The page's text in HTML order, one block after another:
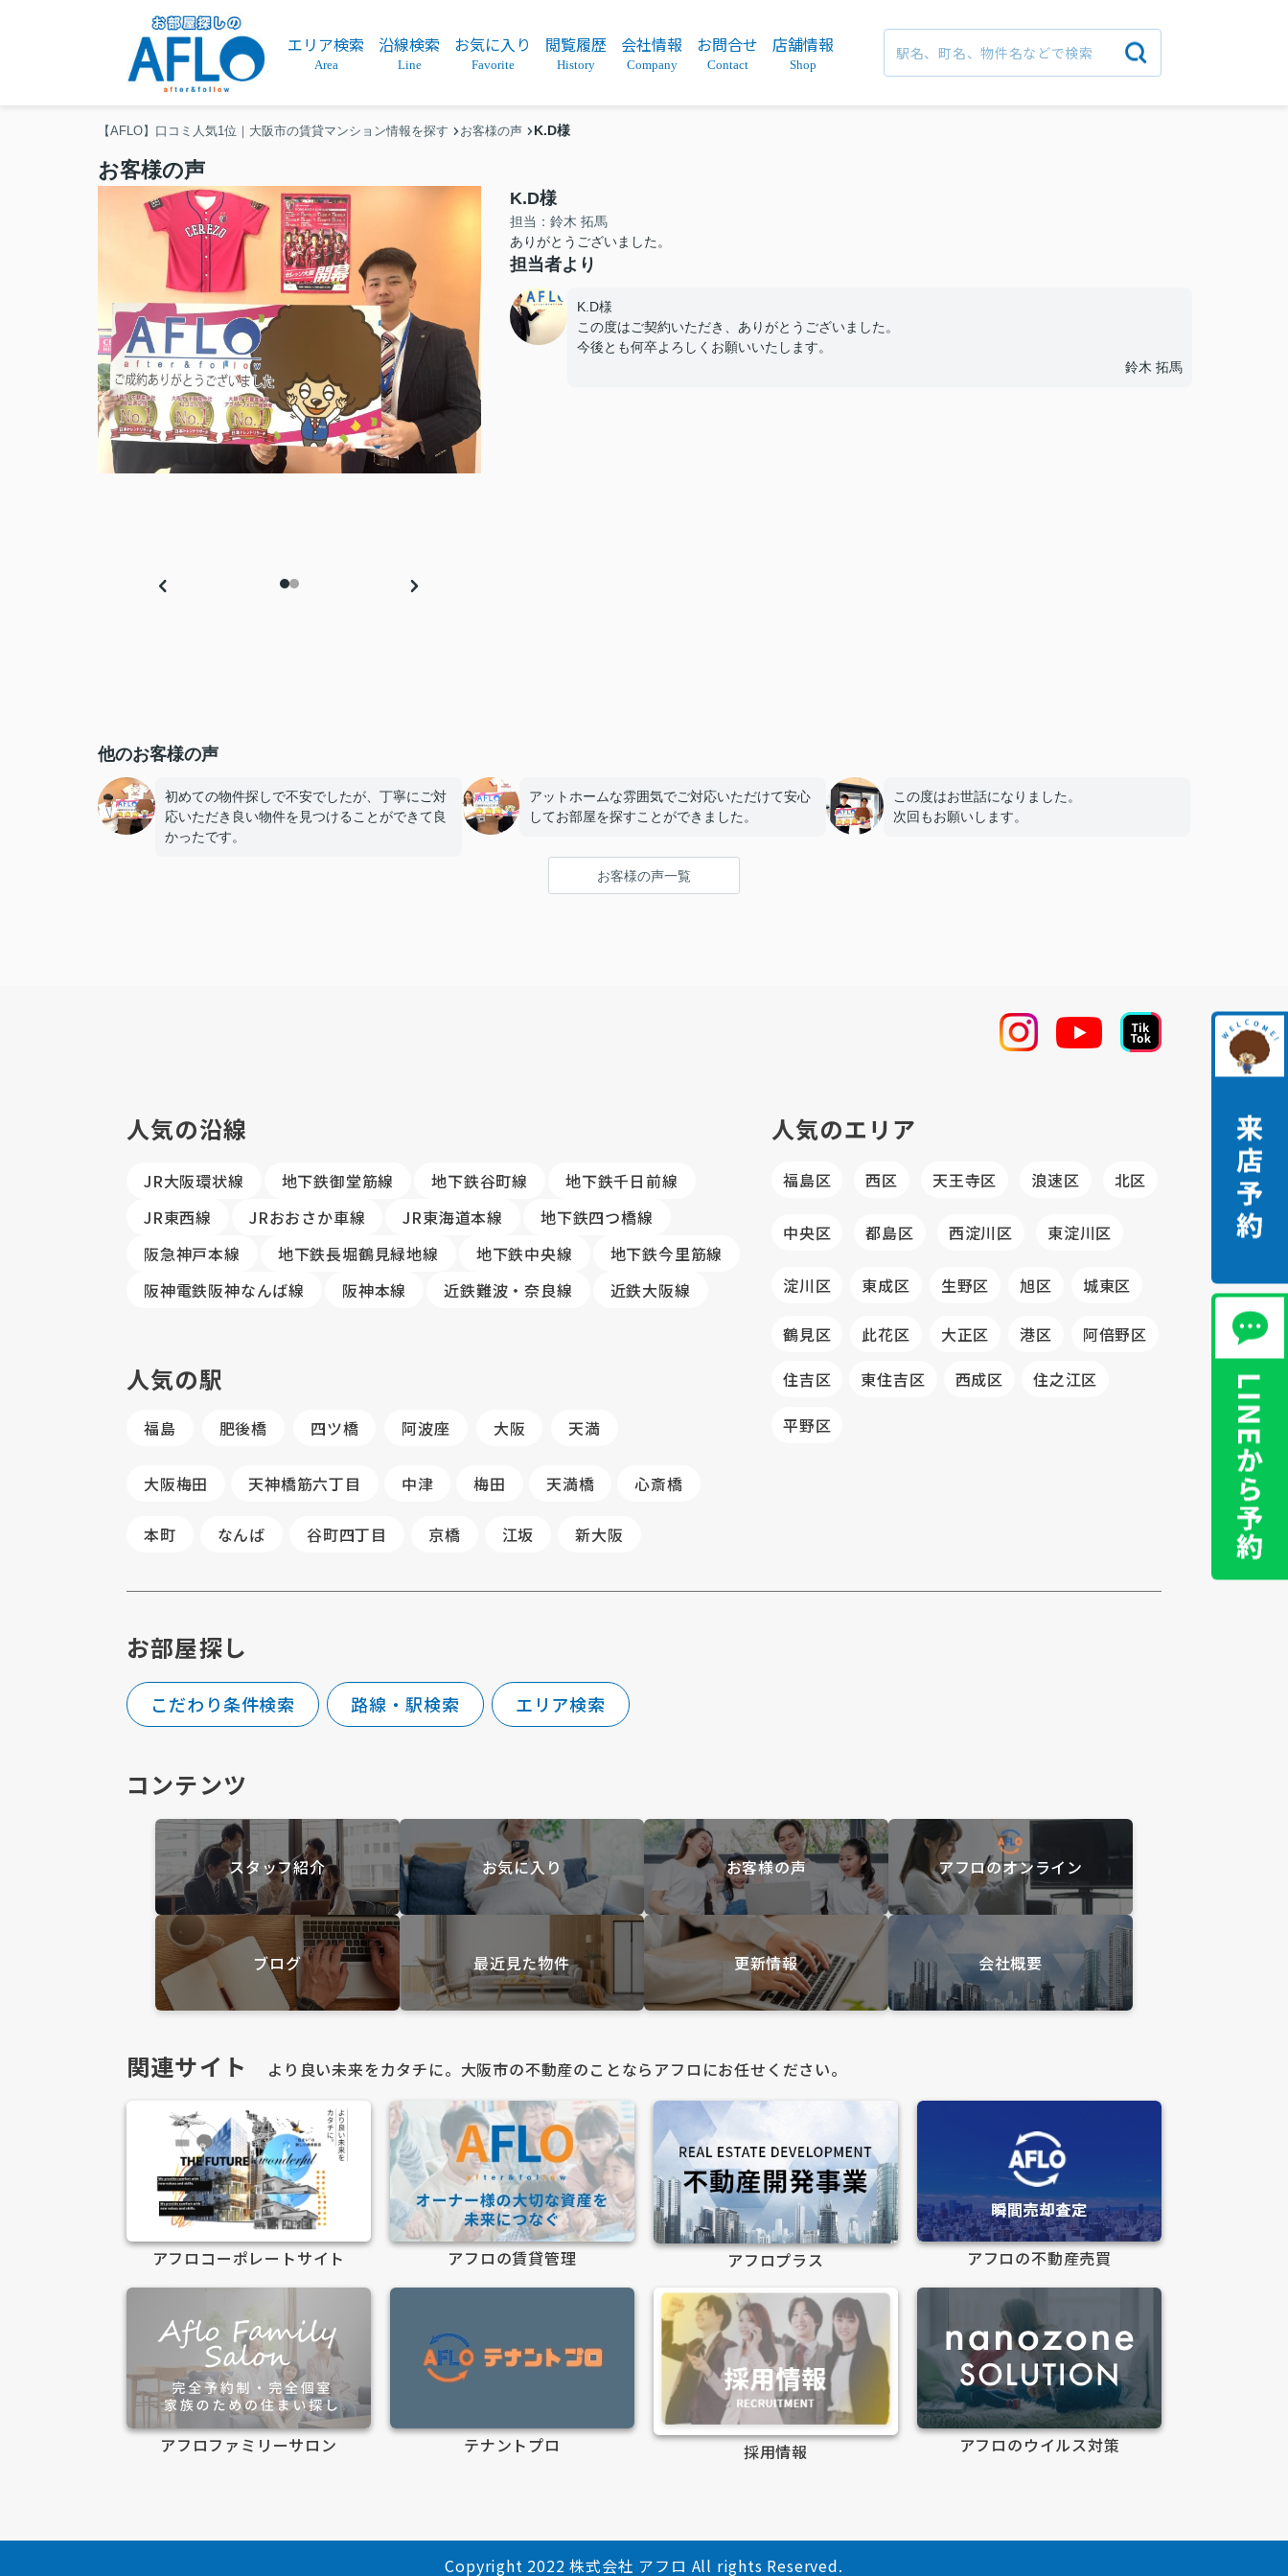
エリア検索
Area
沿線検索
Line
お気に入り
Favorite
閲覧履歴
History
会社情報
Company
お問合せ
Contact
店舗情報
Shop
【AFLO】口コミ人気1位｜大阪市の賃貸マンション情報を探す お客様の声 K.D様
お客様の声
K.D様
担当：鈴木 拓馬
ありがとうございました。
担当者より
K.D様
この度はご契約いただき、ありがとうございました。
今後とも何卒よろしくお願いいたします。
鈴木 拓馬
他のお客様の声
初めての物件探しで不安でしたが、丁寧にご対
応いただき良い物件を見つけることができて良
かったです。
アットホームな雰囲気でご対応いただけて安心
してお部屋を探すことができました。
この度はお世話になりました。
次回もお願いします。
お客様の声一覧
人気の沿線
JR大阪環状線 地下鉄御堂筋線 地下鉄谷町線
地下鉄千日前線
JR東西線
JRおおさか車線 JR東海道本線
地下鉄四つ橋線
阪急神戸本線
地下鉄長堀鶴見緑地線 地下鉄中央線
地下鉄今里筋線
阪神電鉄阪神なんば線
阪神本線 近鉄難波・奈良線 近鉄大阪線
人気の駅
福島 肥後橋 四ツ橋 阿波座 大阪 天満
大阪梅田 天神橋筋六丁目 中津 梅田 天満橋 心斎橋
本町 なんば 谷町四丁目 京橋 江坂 新大阪
人気のエリア
福島区 西区 天王寺区 浪速区 北区
中央区 都島区 西淀川区 東淀川区
淀川区 東成区 生野区 旭区 城東区
鶴見区 此花区 大正区 港区
阿倍野区
住吉区
東住吉区 西成区
住之江区
平野区
お部屋探し
こだわり条件検索 路線・駅検索 エリア検索
コンテンツ
スタッフ紹介 お気に入り お客様の声 アフロのオンライン
ブログ 最近見た物件 更新情報 会社概要
関連サイト より良い未来をカタチに。大阪市の不動産のことならアフロにお任せください。
アフロコーポレートサイト アフロの賃貸管理 アフロプラス アフロの不動産売買
アフロファミリーサロン テナントプロ 採用情報 アフロのウイルス対策
Copyright 2022 株式会社 アフロ All rights Reserved.